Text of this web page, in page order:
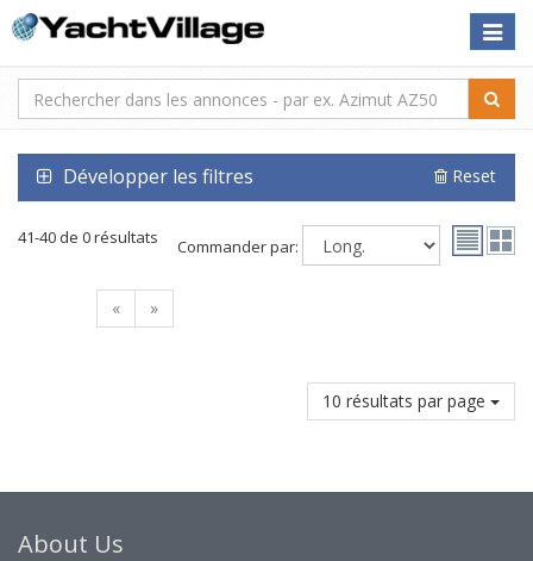
Toggle
Développer les filtres Reset
41-40 de 0 résultats Commander par:
« »
10 résultats par page
About Us